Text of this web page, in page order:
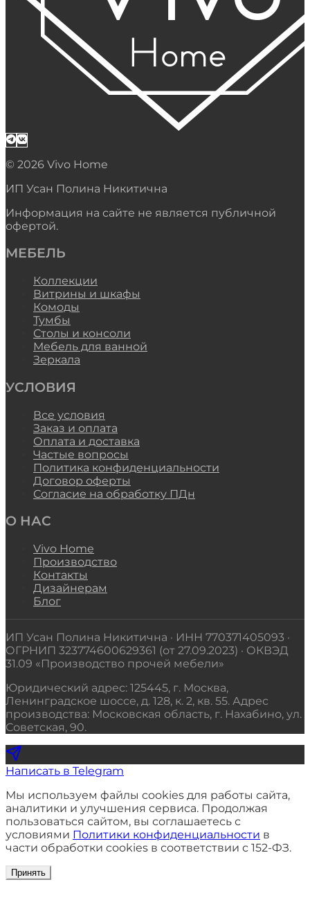
© 2026 Vivo Home
ИП Усан Полина Никитична
Информация на сайте не является публичной
офертой.
МЕБЕЛЬ
Коллекции
Витрины и шкафы
Комоды
Тумбы
Столы и консоли
Мебель для ванной
Зеркала
УСЛОВИЯ
Все условия
Заказ и оплата
Оплата и доставка
Частые вопросы
Политика конфиденциальности
Договор оферты
Согласие на обработку ПДн
О НАС
Vivo Home
Производство
Контакты
Дизайнерам
Блог
ИП Усан Полина Никитична · ИНН 770371405093 ·
ОГРНИП 323774600629361 (от 27.09.2023) · ОКВЭД
31.09 «Производство прочей мебели»
Юридический адрес: 125445, г. Москва,
Ленинградское шоссе, д. 128, к. 2, кв. 55. Адрес
производства: Московская область, г. Нахабино, ул.
Советская, 90.
Написать в Telegram
Мы используем файлы cookies для работы сайта,
аналитики и улучшения сервиса. Продолжая
пользоваться сайтом, вы соглашаетесь с
условиями Политики конфиденциальности в
части обработки cookies в соответствии с 152-ФЗ.
Принять